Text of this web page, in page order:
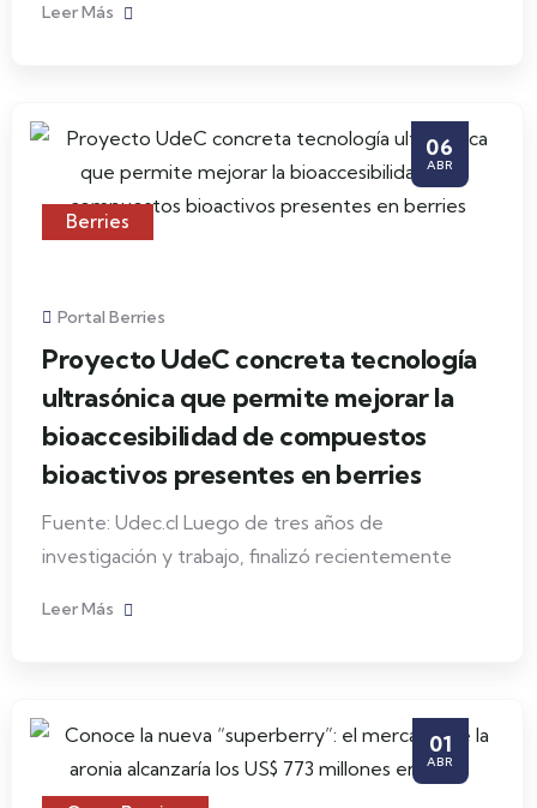
Leer Más
06
ABR
Berries
Portal Berries
Proyecto UdeC concreta tecnología
ultrasónica que permite mejorar la
bioaccesibilidad de compuestos
bioactivos presentes en berries
Fuente: Udec.cl Luego de tres años de
investigación y trabajo, finalizó recientemente
Leer Más
01
ABR